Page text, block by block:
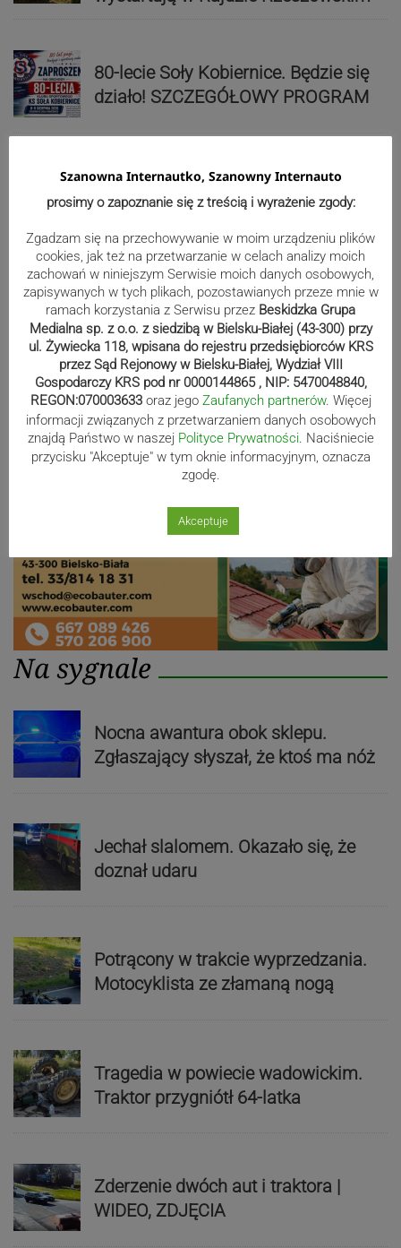
80-lecie Soły Kobiernice. Będzie się
działo! SZCZEGÓŁOWY PROGRAM
Kaniów stolicą europejskiego kajak
polo. Kilkadziesiąt drużyn z całej
Nakamura z dubletem w Wiśle.
Dyskwalifikacja Waszka zmieniła
klasyfikację Polaków
Reklama
Na sygnale
Nocna awantura obok sklepu.
Zgłaszający słyszał, że ktoś ma nóż
Jechał slalomem. Okazało się, że
doznał udaru
Potrącony w trakcie wyprzedzania.
Motocyklista ze złamaną nogą
Tragedia w powiecie wadowickim.
Traktor przygniótł 64-latka
Zderzenie dwóch aut i traktora |
WIDEO, ZDJĘCIA
Szanowna Internautko, Szanowny Internauto
prosimy o zapoznanie się z treścią i wyrażenie zgody:
Zgadzam się na przechowywanie w moim urządzeniu plików
cookies, jak też na przetwarzanie w celach analizy moich
zachowań w niniejszym Serwisie moich danych osobowych,
zapisywanych w tych plikach, pozostawianych przeze mnie w
ramach korzystania z Serwisu przez Beskidzka Grupa
Medialna sp. z o.o. z siedzibą w Bielsku-Białej (43-300) przy
ul. Żywiecka 118, wpisana do rejestru przedsiębiorców KRS
przez Sąd Rejonowy w Bielsku-Białej, Wydział VIII
Gospodarczy KRS pod nr 0000144865 , NIP: 5470048840,
REGON:070003633 oraz jego Zaufanych partnerów. Więcej
informacji związanych z przetwarzaniem danych osobowych
znajdą Państwo w naszej Polityce Prywatności. Naciśniecie
przycisku "Akceptuje" w tym oknie informacyjnym, oznacza
zgodę.
Akceptuje